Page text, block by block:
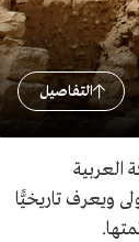
التفاصيل
العربية
ويعرف تاريخيًّا